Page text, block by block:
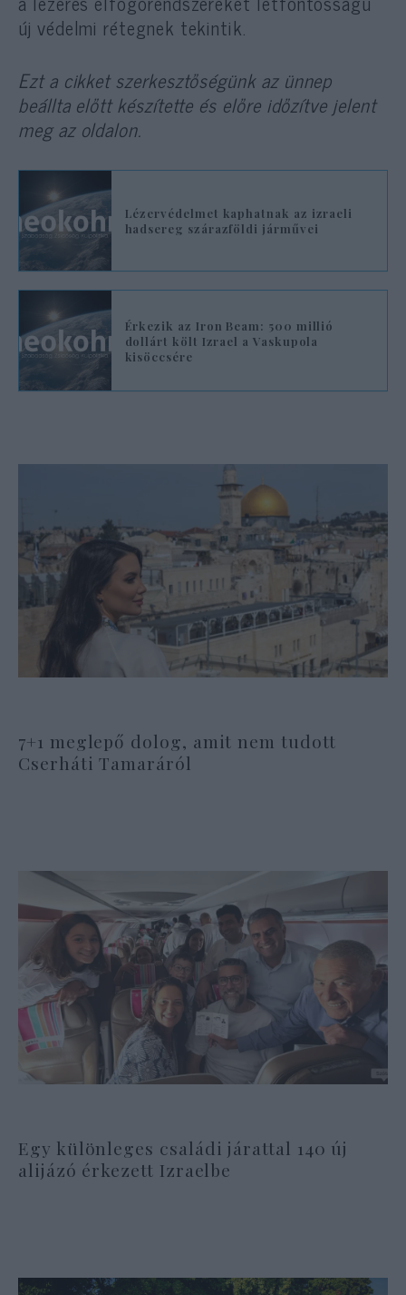
új védelmi rétegnek tekintik.
Ezt a cikket szerkesztőségünk az ünnep
beállta előtt készítette és előre időzítve jelent
meg az oldalon.
Lézervédelmet kaphatnak az izraeli
hadsereg szárazföldi járművei
Érkezik az Iron Beam: 500 millió
dollárt költ Izrael a Vaskupola
kisöccsére
7+1 meglepő dolog, amit nem tudott
Cserháti Tamaráról
Egy különleges családi járattal 140 új
alijázó érkezett Izraelbe